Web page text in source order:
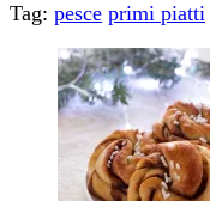
Tag: pesce primi piatti
Navigazione
articoli